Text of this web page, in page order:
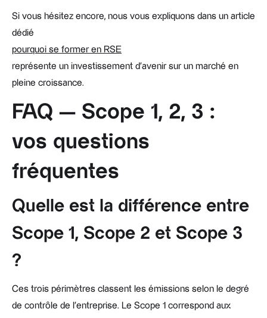
Si vous hésitez encore, nous vous expliquons dans un article
dédié
pourquoi se former en RSE
représente un investissement d'avenir sur un marché en
pleine croissance.
FAQ — Scope 1, 2, 3 :
vos questions
fréquentes
Quelle est la différence entre
Scope 1, Scope 2 et Scope 3
?
Ces trois périmètres classent les émissions selon le degré
de contrôle de l'entreprise. Le Scope 1 correspond aux